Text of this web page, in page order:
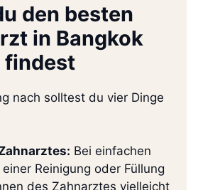
den besten
in Bangkok
findest
nach solltest du vier Dinge
Bei einfachen
Reinigung oder Füllung
des Zahnarztes vielleicht